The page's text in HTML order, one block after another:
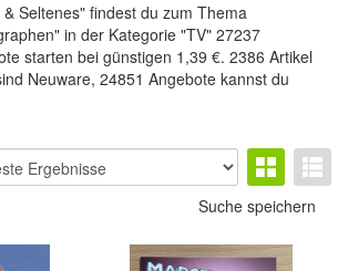
Seltenes" findest du zum Thema
in der Kategorie "TV" 27237
starten bei günstigen 1,39 €. 2386 Artikel
Neuware, 24851 Angebote kannst du
Suche speichern